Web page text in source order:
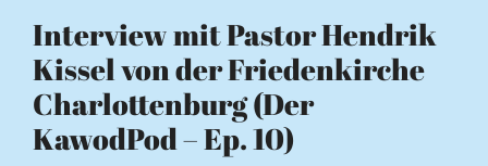
Interview mit Pastor Hendrik
Kissel von der Friedenkirche
Charlottenburg (Der
KawodPod – Ep. 10)